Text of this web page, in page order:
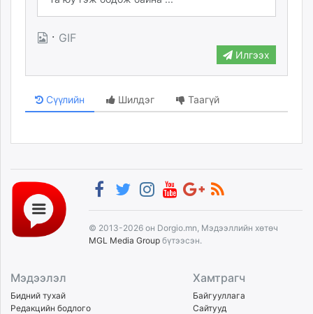
· GIF
Илгээх
Сүүлийн Шилдэг Таагүй
© 2013-2026 он Dorgio.mn, Мэдээллийн хөтөч
MGL Media Group бүтээсэн.
Мэдээлэл
Бидний тухай
Редакцийн бодлого
Хамтрагч
Байгууллага
Сайтууд